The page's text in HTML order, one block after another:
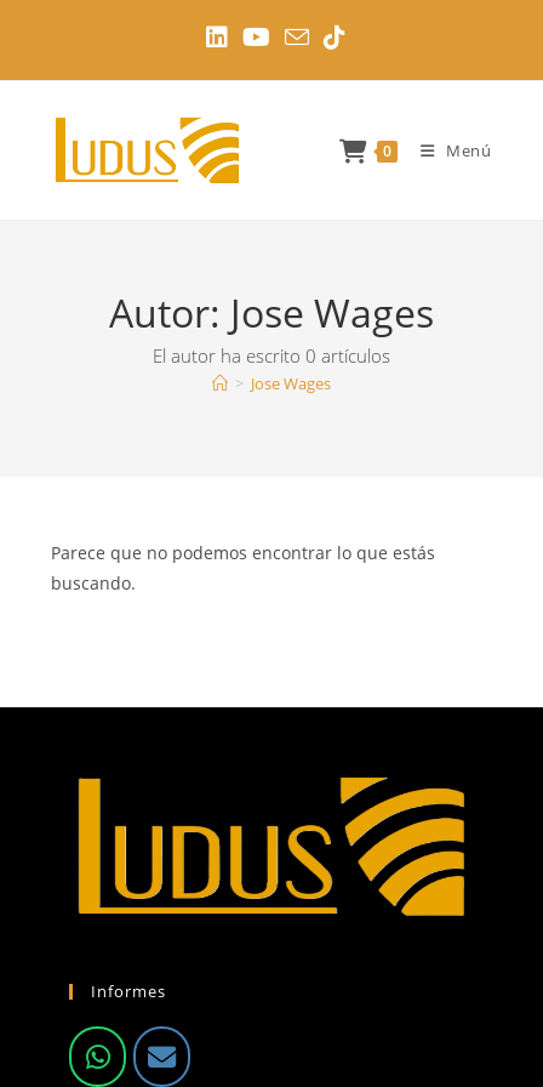
contenido
0 Menú
Autor: Jose Wages
El autor ha escrito 0 artículos
> Jose Wages
Parece que no podemos encontrar lo que estás
buscando.
Informes